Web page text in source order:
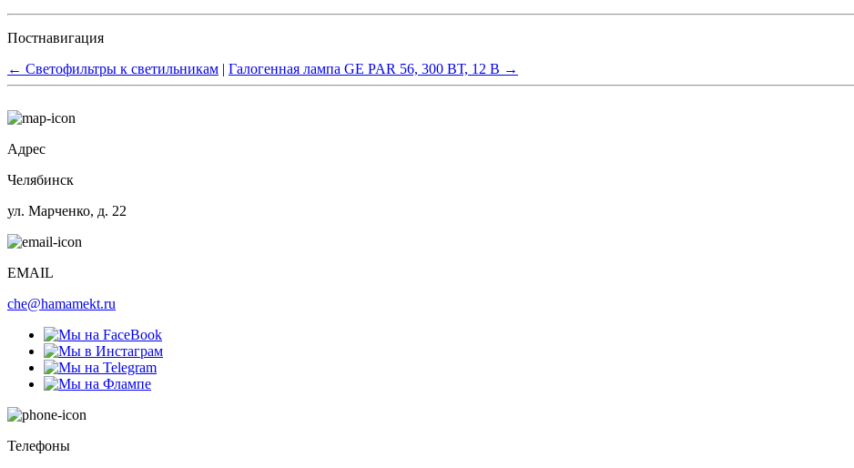
Постнавигация
← Светофильтры к светильникам Галогенная лампа GE PAR 56, 300 ВТ, 12 В →
Адрес
Челябинск
ул. Марченко, д. 22
EMAIL
che@hamamekt.ru
Телефоны